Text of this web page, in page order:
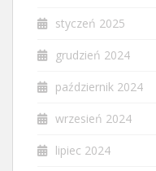
styczeń 2025
grudzień 2024
październik 2024
wrzesień 2024
lipiec 2024